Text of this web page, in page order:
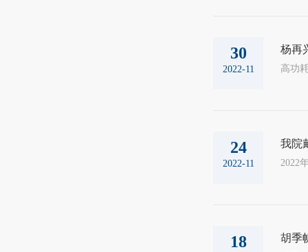
30
2022-11
杨再
24
2022-11
我院
18 胡季